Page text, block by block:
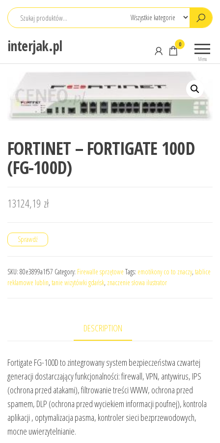
Przejdź
interjak.pl
Menu
0
FORTINET – FORTIGATE 100D
(FG-100D)
13124,19 zł
Sprawdź
SKU: 80e3899a1f57 Category: Firewalle sprzętowe Tags: emotikony co to znaczy, tablice
reklamowe lublin, tanie wizytówki gdańsk, znaczenie słowa ilustrator
DESCRIPTION
Fortigate FG-100D to zintegrowany system bezpieczeństwa czwartej
generacji dostarczający funkcjonalności: firewall, VPN, antywirus, IPS
(ochrona przed atakami), filtrowanie treści WWW, ochrona przed
spamem, DLP (ochrona przed wyciekiem informacji poufnej), kontrola
aplikacji , optymalizacja pasma, kontroler sieci bezprzewodowych,
mocne uwierzytelnianie.